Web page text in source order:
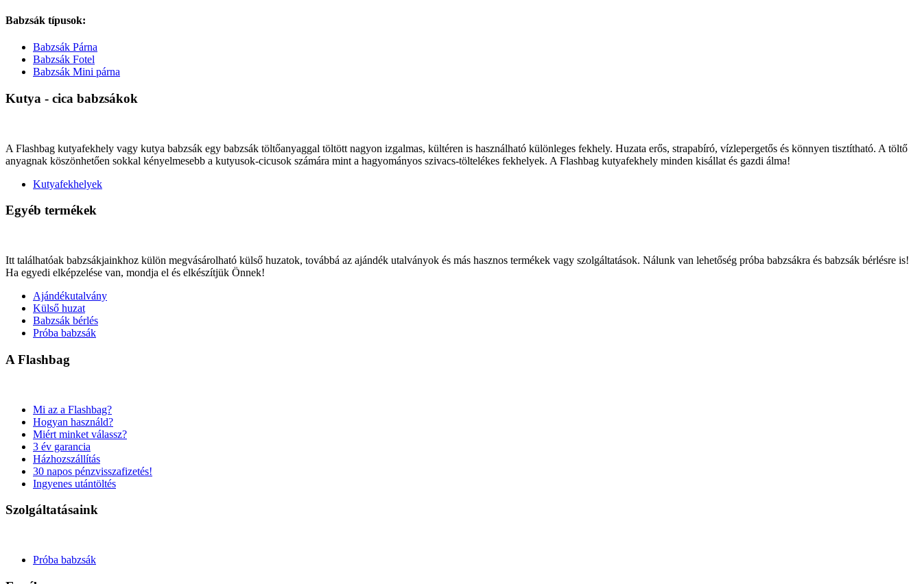
Babzsák típusok:
Babzsák Párna
Babzsák Fotel
Babzsák Mini párna
Kutya - cica babzsákok
A Flashbag kutyafekhely vagy kutya babzsák egy babzsák töltőanyaggal töltött nagyon izgalmas, kültéren is használható különleges fekhely. Huzata erős, strapabíró, vízlepergetős és könnyen tisztítható. A töltő
anyagnak köszönhetően sokkal kényelmesebb a kutyusok-cicusok számára mint a hagyományos szivacs-töltelékes fekhelyek. A Flashbag kutyafekhely minden kisállat és gazdi álma!
Kutyafekhelyek
Egyéb termékek
Itt találhatóak babzsákjainkhoz külön megvásárolható külső huzatok, továbbá az ajándék utalványok és más hasznos termékek vagy szolgáltatások. Nálunk van lehetőség próba babzsákra és babzsák bérlésre is!
Ha egyedi elképzelése van, mondja el és elkészítjük Önnek!
Ajándékutalvány
Külső huzat
Babzsák bérlés
Próba babzsák
A Flashbag
Mi az a Flashbag?
Hogyan használd?
Miért minket válassz?
3 év garancia
Házhozszállítás
30 napos pénzvisszafizetés!
Ingyenes utántöltés
Szolgáltatásaink
Próba babzsák